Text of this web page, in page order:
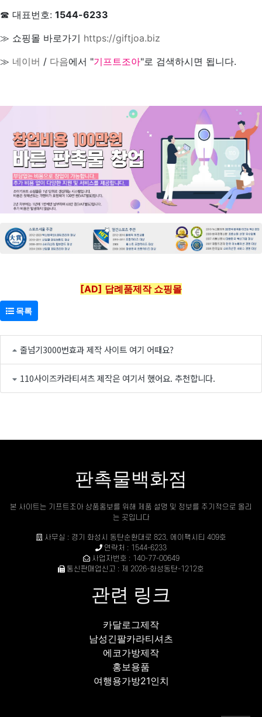
☎ 대표번호: 1544-6233
≫ 쇼핑몰 바로가기 https://giftjoa.biz
≫ 네이버 / 다음에서 "기프트조아"로 검색하시면 됩니다.
[AD] 답례품제작 쇼핑몰
목록
줄넘기3000번효과 제작 사이트 여기 어때요?
110사이즈카라티셔츠 제작은 여기서 했어요. 추천합니다.
판촉물백화점
본 사이트는 기프트조아 상품홍보를 위해 제품 설명 및 정보를 주기적으로 올리
는 곳입니다
사무실 : 경기 화성시 동탄순환대로 823, 에이팩시티 409호
연락처 : 1544-6233
사업자번호 : 140-77-00649
통신판매업신고 : 제 2026-화성동탄-1212호
관련 링크
카달로그제작
남성긴팔카라티셔츠
에코가방제작
홍보용품
여행용가방21인치